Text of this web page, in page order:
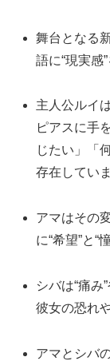
舞台となる
語に“現実
主人公ルイ
ピアスに手
じたい」「
存在していま
アマはその
に“希望”と“
シバは“痛み
彼女の恐れ
アマとシバ